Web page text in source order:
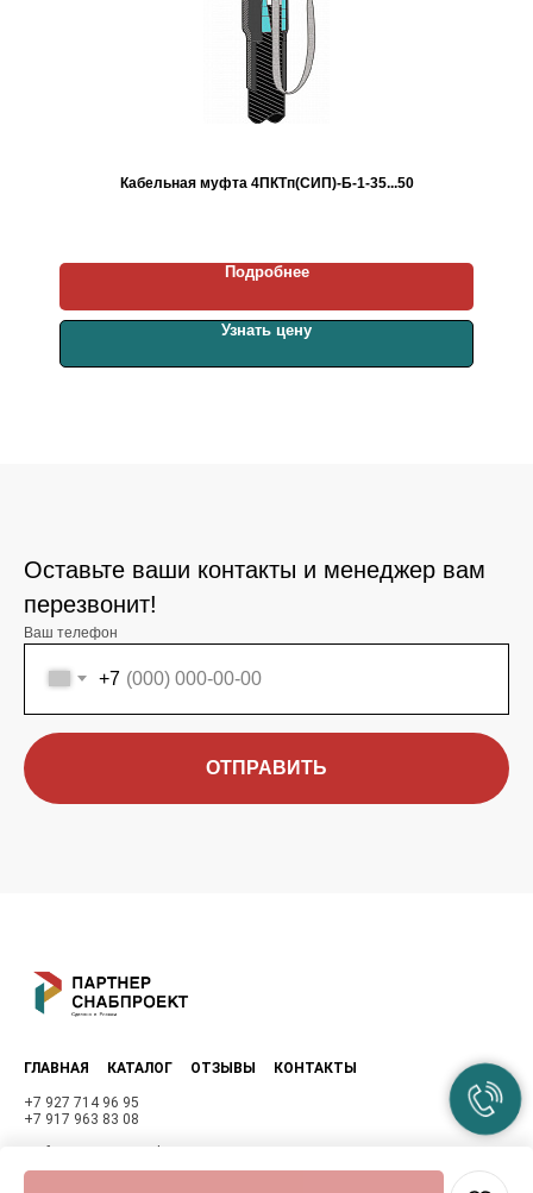
Кабельная муфта 4ПКТп(СИП)-Б-1-35...50
Подробнее
Узнать цену
Оставьте ваши контакты и менеджер вам
перезвонит!
Ваш телефон
+7
ОТПРАВИТЬ
ГЛАВНАЯ КАТАЛОГ ОТЗЫВЫ КОНТАКТЫ
+7 927 714 96 95
+7 917 963 83 08
mufta-samara@mail.ru